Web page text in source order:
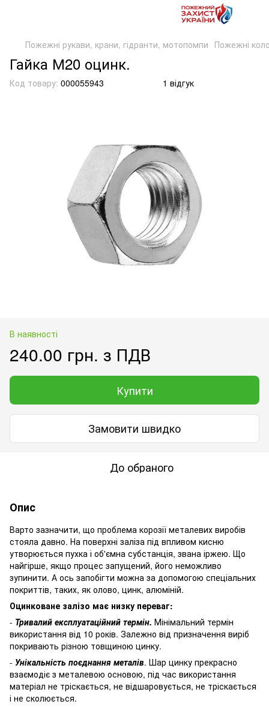
Пожежні рукави, крани, гідранти, мотопомпи Пожежні
Гайка М20 оцинк.
Код товару: 000055943 1 відгук
В наявності
240.00 грн. з ПДВ
Купити
Замовити швидко
До обраного
Опис
Варто зазначити, що проблема корозії металевих виробів
стояла давно. На поверхні заліза під впливом кисню
утворюється пухка і об'ємна субстанція, звана іржею. Що
найгірше, якщо процес запущений, його неможливо
зупинити. А ось запобігти можна за допомогою спеціальних
покриттів, таких, як олово, цинк, алюміній.
Оцинковане залізо має низку переваг:
- Тривалий експлуатаційний термін. Мінімальний термін
використання від 10 років. Залежно від призначення виріб
покривають різною товщиною цинку.
- Унікальність поєднання металів. Шар цинку прекрасно
взаємодіє з металевою основою, під час використання
матеріал не тріскається, не відшаровується, не тріскається
і не сколюється.